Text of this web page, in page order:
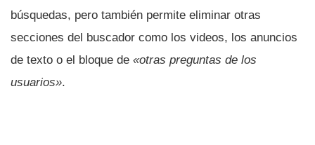
búsquedas, pero también permite eliminar otras
secciones del buscador como los videos, los anuncios
de texto o el bloque de «otras preguntas de los
usuarios».